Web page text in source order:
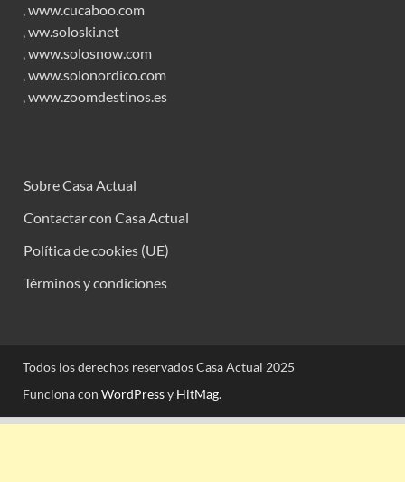
,www.cucaboo.com
,ww.soloski.net
,www.solosnow.com
,www.solonordico.com
,www.zoomdestinos.es
Sobre Casa Actual
Contactar con Casa Actual
Política de cookies (UE)
Términos y condiciones
Todos los derechos reservados Casa Actual 2025
Funciona con WordPressy HitMag.